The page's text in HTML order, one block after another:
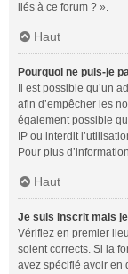
liés à ce forum ? ».
Haut
Pourquoi ne puis-je
Il est possible qu’un
afin d’empêcher les
également possible
IP ou interdit
Pour plus
Haut
Je suis inscrit mais
Vérifiez en premier
soient corrects. Si la
avez spécifié avoir en